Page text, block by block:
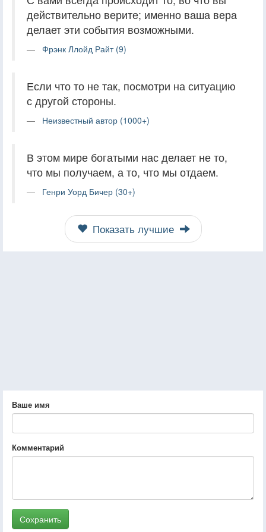
действительно верите; именно ваша вера
делает эти события возможными.
Фрэнк Ллойд Райт (9)
Если что то не так, посмотри на ситуацию
с другой стороны.
Неизвестный автор (1000+)
В этом мире богатыми нас делает не то,
что мы получаем, а то, что мы отдаем.
Генри Уорд Бичер (30+)
Показать лучшие
Ваше имя
Комментарий
Сохранить